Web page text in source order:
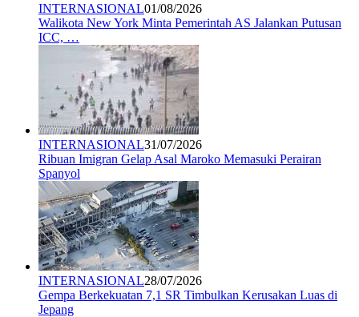
INTERNASIONAL01/08/2026
Walikota New York Minta Pemerintah AS Jalankan Putusan
ICC, …
INTERNASIONAL31/07/2026
Ribuan Imigran Gelap Asal Maroko Memasuki Perairan
Spanyol
INTERNASIONAL28/07/2026
Gempa Berkekuatan 7,1 SR Timbulkan Kerusakan Luas di
Jepang